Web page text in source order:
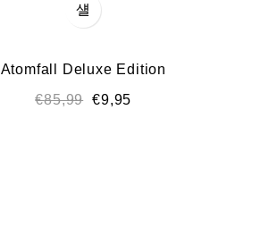
Atomfall Deluxe Edition
€85,99 €9,95